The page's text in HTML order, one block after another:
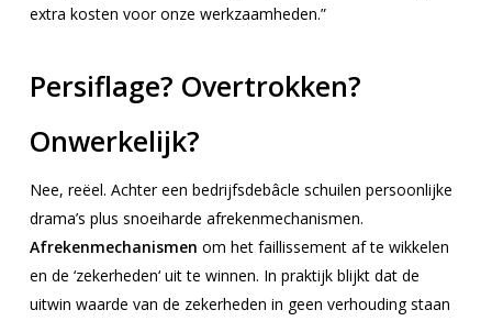
extra kosten voor onze werkzaamheden.”
Persiflage? Overtrokken?
Onwerkelijk?
Nee, reëel. Achter een bedrijfsdebâcle schuilen persoonlijke
drama’s plus snoeiharde afrekenmechanismen.
Afrekenmechanismen om het faillissement af te wikkelen
en de ‘zekerheden‘ uit te winnen. In praktijk blijkt dat de
uitwin waarde van de zekerheden in geen verhouding staan